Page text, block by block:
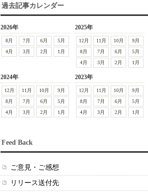
過去記事カレンダー
2026年
8月 7月 6月
5月
4月
3月 2月 1月
2025年
12月 11月 10月
9月
8月
7月 6月
5月
4月
3月 2月 1月
2024年
12月 11月 10月
9月
8月
7月 6月
5月
4月
3月 2月 1月
2023年
12月 11月 10月
9月
8月
7月 6月
5月
4月
3月 2月 1月
Feed Back
ご意見・ご感想
リリース送付先